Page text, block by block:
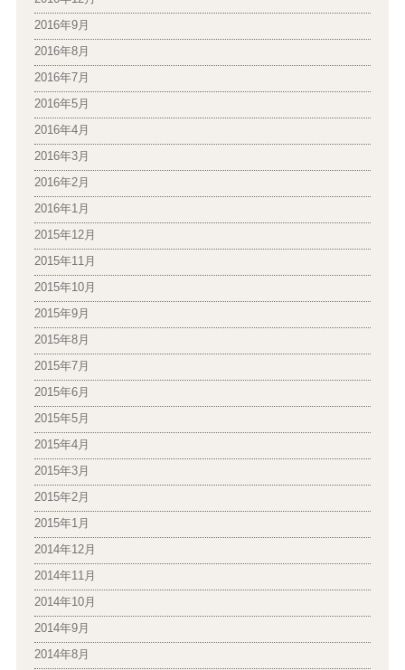
2016年9月
2016年8月
2016年7月
2016年5月
2016年4月
2016年3月
2016年2月
2016年1月
2015年12月
2015年11月
2015年10月
2015年9月
2015年8月
2015年7月
2015年6月
2015年5月
2015年4月
2015年3月
2015年2月
2015年1月
2014年12月
2014年11月
2014年10月
2014年9月
2014年8月